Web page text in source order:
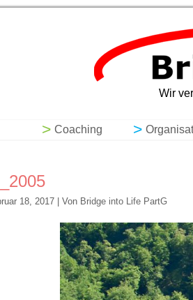
Wir
Coaching
18, 2017 Von Bridge into Life PartG